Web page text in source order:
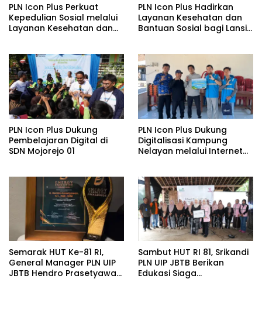
PLN Icon Plus Perkuat
Kepedulian Sosial melalui
Layanan Kesehatan dan
PLN Icon Plus Hadirkan
Layanan Kesehatan dan
Bantuan Sosial bagi Lansia
PLN Icon Plus Dukung
Pembelajaran Digital di
SDN Mojorejo 01
PLN Icon Plus Dukung
Digitalisasi Kampung
Nelayan melalui Internet
Semarak HUT Ke-81 RI,
General Manager PLN UIP
JBTB Hendro Prasetyawan
Sambut HUT RI 81, Srikandi
PLN UIP JBTB Berikan
Edukasi Siaga